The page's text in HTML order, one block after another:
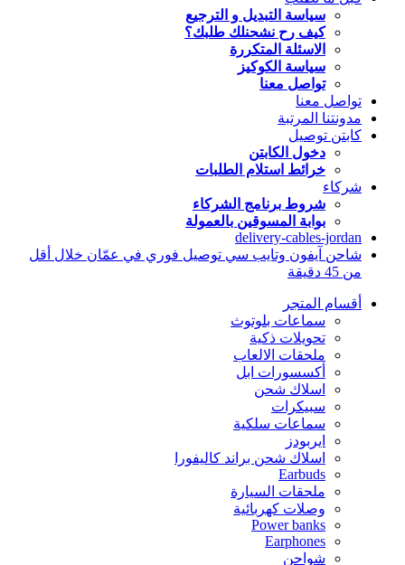
سياسة التبديل و الترجيع
كيف رح نشحنلك طلبك؟
الاسئلة المتكررة
سياسة الكوكيز
تواصل معنا
تواصل معنا
مدونتنا المرتبة
كابتن توصيل
دخول الكابتن
خرائط استلام الطلبات
شركاء
شروط برنامج الشركاء
بوابة المسوقين بالعمولة
delivery-cables-jordan
شاحن آيفون وتايب سي توصيل فوري في عمّان خلال أقل
من 45 دقيقة
أقسام المتجر
سماعات بلوتوث
تحويلات ذكية
ملحقات الالعاب
أكسسورات ابل
اسلاك شحن
سبيكرات
سماعات سلكية
ايربودز
اسلاك شحن براند كاليفورا
Earbuds
ملحقات السيارة
وصلات كهربائية
Power banks
Earphones
شواحن